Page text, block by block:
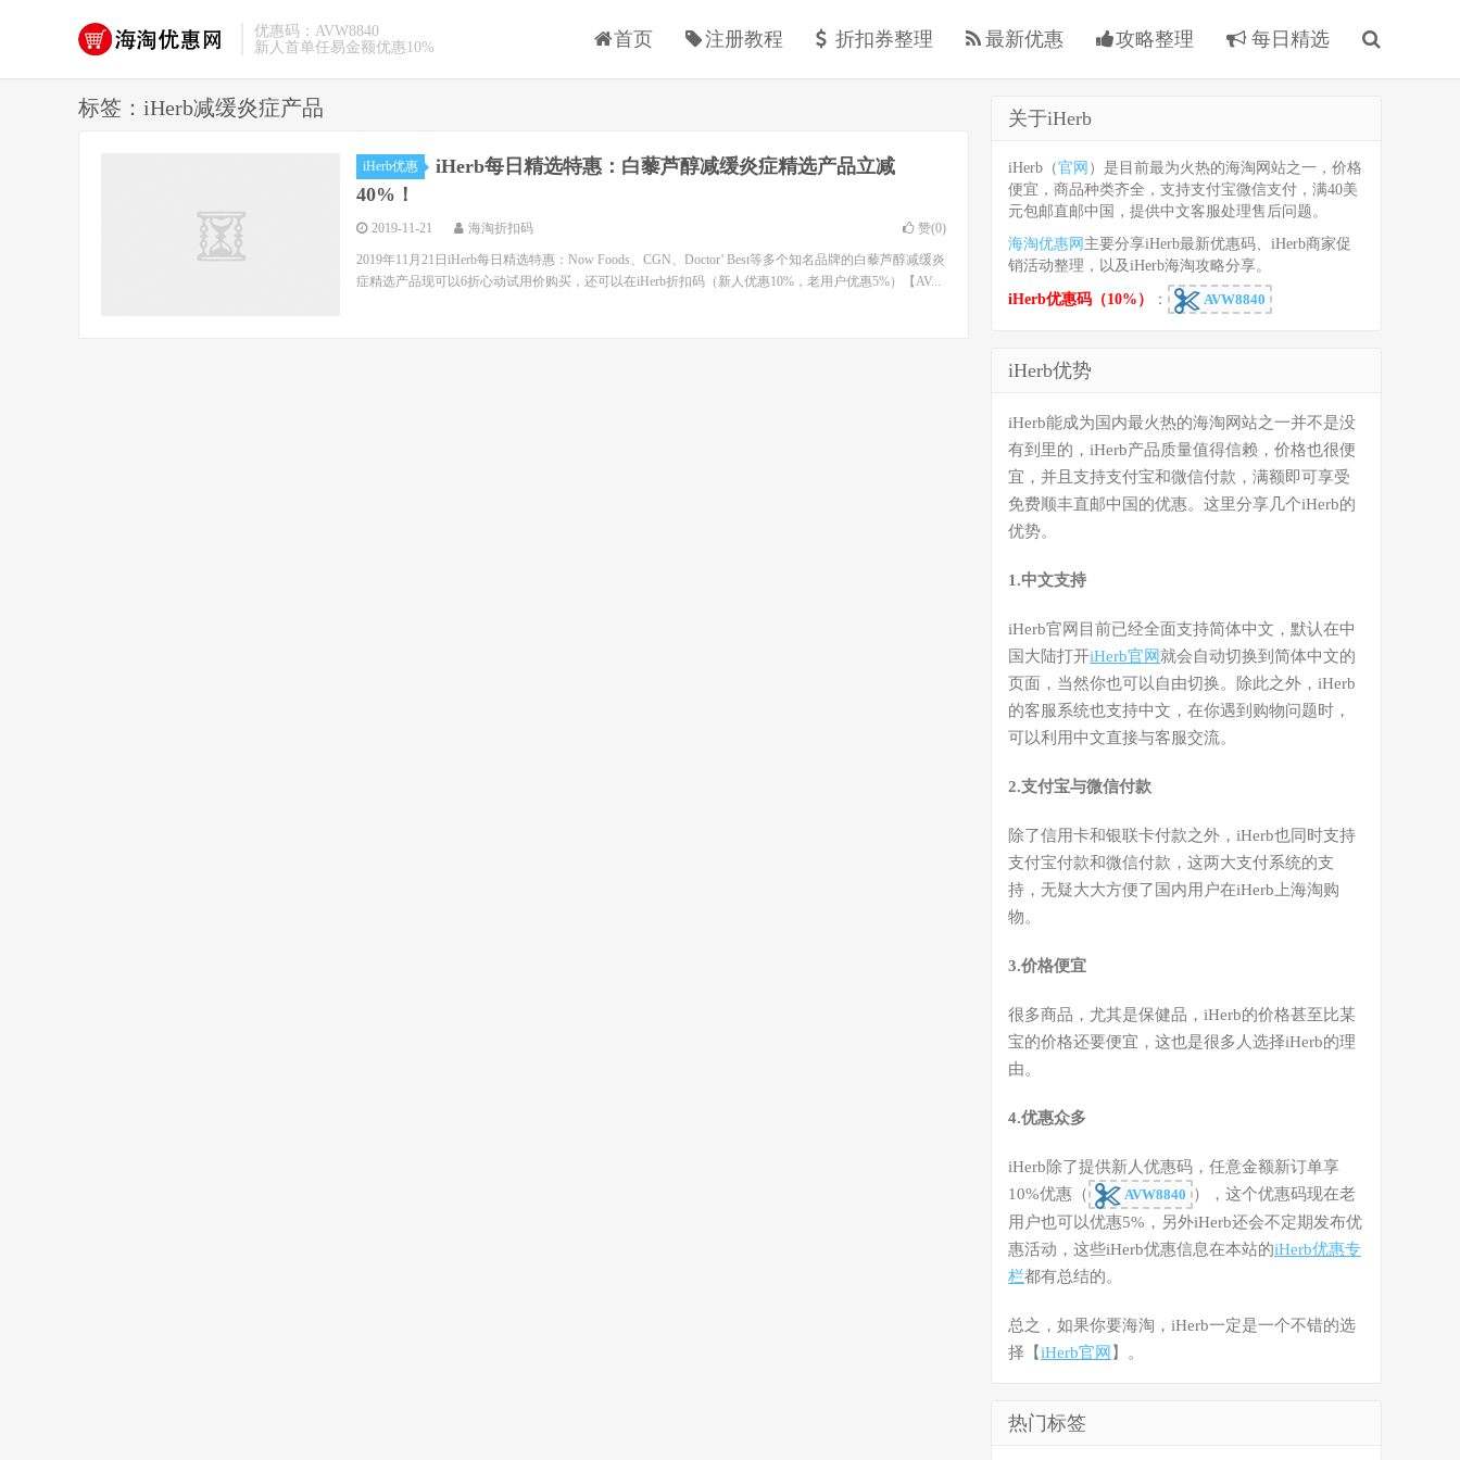
优惠码：AVW8840
新人首单任易金额优惠10%
首页 注册教程 折扣券整理 最新优惠 攻略整理 每日精选
标签：iHerb减缓炎症产品
iHerb优惠
iHerb每日精选特惠：白藜芦醇减缓炎症精选产品立减
40%！
2019-11-21 海淘折扣码 赞(0)
2019年11月21日iHerb每日精选特惠：Now Foods、CGN、Doctor’ Best等多个知名品牌的白藜芦醇减缓炎
症精选产品现可以6折心动试用价购买，还可以在iHerb折扣码（新人优惠10%，老用户优惠5%）【AV...
关于iHerb
iHerb（官网 ）是目前最为火热的海淘网站之一，价格
便宜，商品种类齐全，支持支付宝微信支付，满40美
元包邮直邮中国，提供中文客服处理售后问题。
海淘优惠网 主要分享iHerb最新优惠码、iHerb商家促
销活动整理，以及iHerb海淘攻略分享。
iHerb优惠码（10%） ： AVW8840
iHerb优势
iHerb能成为国内最火热的海淘网站之一并不是没
有到里的，iHerb产品质量值得信赖，价格也很便
宜，并且支持支付宝和微信付款，满额即可享受
免费顺丰直邮中国的优惠。这里分享几个iHerb的
优势。
1.中文支持
iHerb官网目前已经全面支持简体中文，默认在中
国大陆打开iHerb官网 就会自动切换到简体中文的
页面，当然你也可以自由切换。除此之外，iHerb
的客服系统也支持中文，在你遇到购物问题时，
可以利用中文直接与客服交流。
2.支付宝与微信付款
除了信用卡和银联卡付款之外，iHerb也同时支持
支付宝付款和微信付款，这两大支付系统的支
持，无疑大大方便了国内用户在iHerb上海淘购
物。
3.价格便宜
很多商品，尤其是保健品，iHerb的价格甚至比某
宝的价格还要便宜，这也是很多人选择iHerb的理
由。
4.优惠众多
iHerb除了提供新人优惠码，任意金额新订单享
10%优惠（
AVW8840 ），这个优惠码现在老
用户也可以优惠5%，另外iHerb还会不定期发布优
惠活动，这些iHerb优惠信息在本站的iHerb优惠专
栏都有总结的。
总之，如果你要海淘，iHerb一定是一个不错的选
择【iHerb官网 】。
热门标签